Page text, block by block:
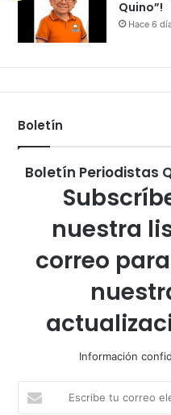
Quino”!
Hace 6
Boletín
Boletín Periodistas
nuestra
correo
Información
tu